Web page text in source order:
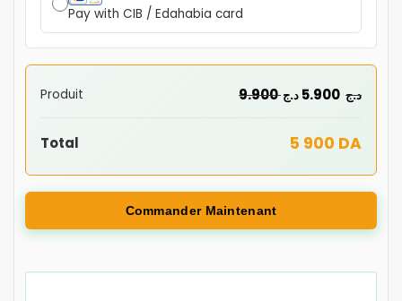
Pay with CIB / Edahabia card
Produit 9.900 د.ج 5.900 د.ج
Total 5 900 DA
Commander Maintenant